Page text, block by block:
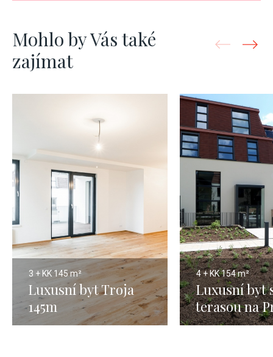
Mohlo by Vás také
zajímat
3 + KK 145 m²
Luxusní byt Troja
145m
4 + KK154 m²
Luxusní byt
terasou na